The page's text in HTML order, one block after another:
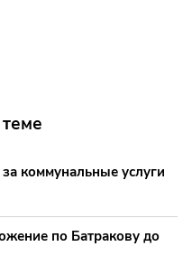
коммунальные услуги
по Батракову до